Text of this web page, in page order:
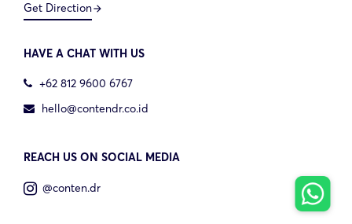
Get Directionarrow_forward
HAVE A CHAT WITH US
+62 812 9600 6767
hello@contendr.co.id
REACH US ON SOCIAL MEDIA
@conten.dr